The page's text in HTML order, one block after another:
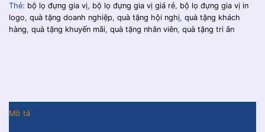
Thẻ: bộ lọ đựng gia vị, bộ lọ đựng gia vị giá rẻ, bộ lọ đựng gia vị in
logo, quà tặng doanh nghiệp, quà tặng hội nghị, quà tặng khách
hàng, quà tặng khuyến mãi, quà tặng nhân viên, quà tặng tri ân
Mô tả